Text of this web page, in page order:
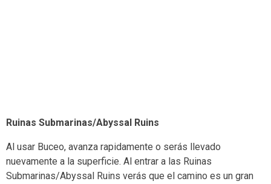
Ruinas Submarinas/Abyssal Ruins
Al usar Buceo, avanza rapidamente o serás llevado
nuevamente a la superficie. Al entrar a las Ruinas
Submarinas/Abyssal Ruins verás que el camino es un gran